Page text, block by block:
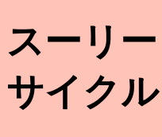
スーリ
サイク